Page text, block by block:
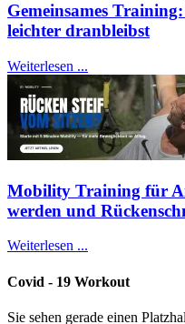
Gemeinsames
leichter dranbleibst
Weiterlesen ...
Mobility Training für
werden und
Weiterlesen ...
Covid - 19 Workout
Sie sehen gerade einen